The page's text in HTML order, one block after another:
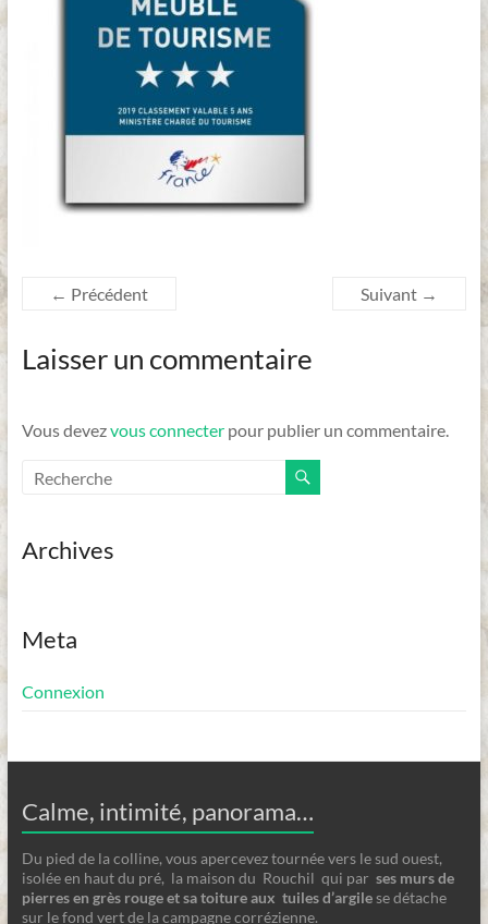
← Précédent Suivant →
Laisser un commentaire
Vous devezvous connecterpour publier un commentaire.
Archives
Meta
Connexion
Calme, intimité, panorama…
Du pied de la colline, vous apercevez tournée vers le sud ouest,
isolée en haut du pré, la maison du Rouchil qui par ses murs de
pierres en grès rouge et sa toiture aux tuiles d’argilese détache
sur le fond vert de la campagne corrézienne.